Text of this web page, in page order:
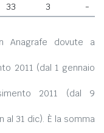
33 3 -
Anagrafe dovute a
2011 (dal 1 gennaio
2011 (dal 9
al 31 dic). È la somma